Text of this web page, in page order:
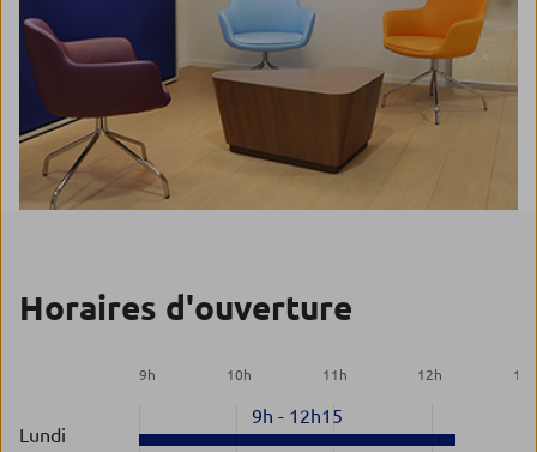
Horaires d'ouverture
9h 10h 11 h 12h 13
Lundi
9h - 12h15